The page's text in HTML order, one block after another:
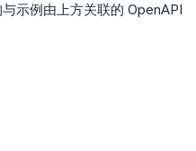
示例由上方关联的 OpenAPI